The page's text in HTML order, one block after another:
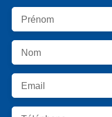
Prénom
Nom
Email